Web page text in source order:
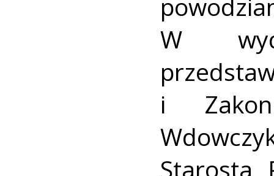
W
i
Starosta